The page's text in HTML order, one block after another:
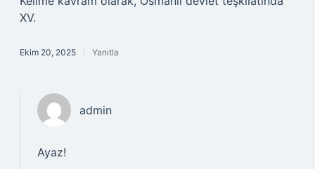
XV.
Ekim 20, 2025 Yanıtla
admin
Ayaz!